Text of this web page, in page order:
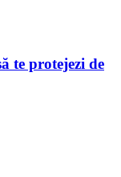
te protejezi de